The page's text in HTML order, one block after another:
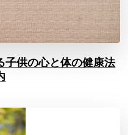
子供の心と体の健康法